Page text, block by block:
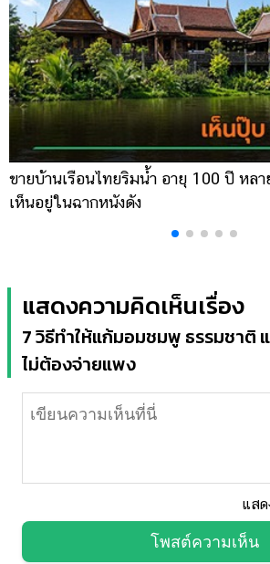
ขายบ้านเรือนไทยริมน้ำ อายุ 100 ปี หล
เห็นอยู่ในฉากหนังดัง
แสดงความคิดเห็นเรื่อง
7 วิธีทำให้แก้มอมชมพู ธรรมชาติ
ไม่ต้องจ่ายแพง
แสด
โพสต์ความเห็น